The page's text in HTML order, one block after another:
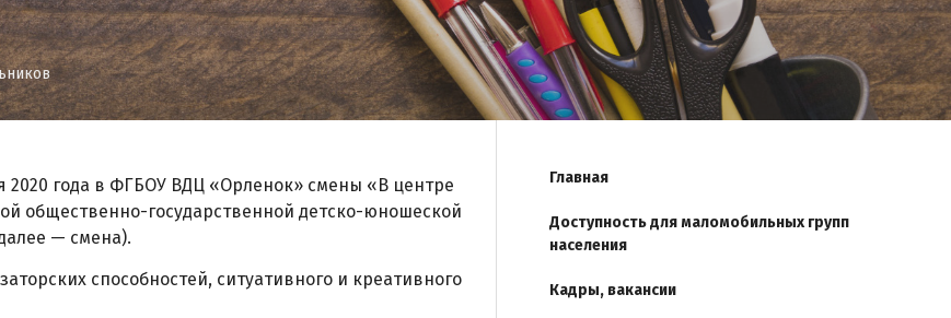
года в ФГБОУ ВДЦ «Орленок» смены «В центре
общественно-государственной детско-юношеской
— смена).
способностей, ситуативного и креативного
Главная
Доступность для маломобильных групп
населения
Кадры, вакансии